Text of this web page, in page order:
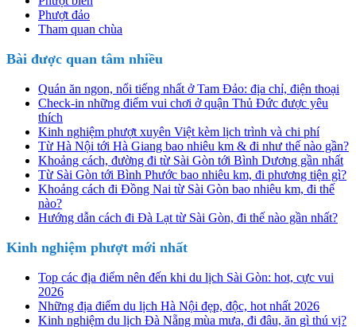
Phượt đảo
Tham quan chùa
Bài được quan tâm nhiều
Quán ăn ngon, nổi tiếng nhất ở Tam Đảo: địa chỉ, điện thoại
Check-in những điểm vui chơi ở quận Thủ Đức được yêu
thích
Kinh nghiệm phượt xuyên Việt kèm lịch trình và chi phí
Từ Hà Nội tới Hà Giang bao nhiêu km & đi như thế nào gần?
Khoảng cách, đường đi từ Sài Gòn tới Bình Dương gần nhất
Từ Sài Gòn tới Bình Phước bao nhiêu km, đi phương tiện gì?
Khoảng cách đi Đồng Nai từ Sài Gòn bao nhiêu km, đi thế
nào?
Hướng dẫn cách đi Đà Lạt từ Sài Gòn, đi thế nào gần nhất?
Kinh nghiệm phượt mới nhất
Top các địa điểm nên đến khi du lịch Sài Gòn: hot, cực vui
2026
Những địa điểm du lịch Hà Nội đẹp, độc, hot nhất 2026
Kinh nghiệm du lịch Đà Nẵng mùa mưa, đi đâu, ăn gì thú vị?